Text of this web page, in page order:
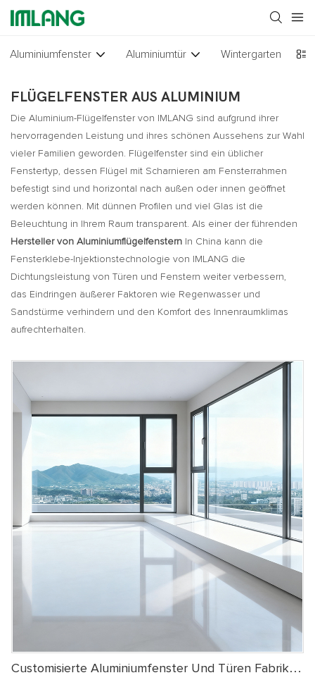
Aluminiumfenster Aluminiumtür Wintergarten
FLÜGELFENSTER AUS ALUMINIUM
Die Aluminium-Flügelfenster von IMLANG sind aufgrund ihrer
hervorragenden Leistung und ihres schönen Aussehens zur Wahl
vieler Familien geworden. Flügelfenster sind ein üblicher
Fenstertyp, dessen Flügel mit Scharnieren am Fensterrahmen
befestigt sind und horizontal nach außen oder innen geöffnet
werden können. Mit dünnen Profilen und viel Glas ist die
Beleuchtung in Ihrem Raum transparent. Als einer der führenden
Hersteller von Aluminiumflügelfenstern In China kann die
Fensterklebe-Injektionstechnologie von IMLANG die
Dichtungsleistung von Türen und Fenstern weiter verbessern,
das Eindringen äußerer Faktoren wie Regenwasser und
Sandstürme verhindern und den Komfort des Innenraumklimas
aufrechterhalten.
Customisierte Aluminiumfenster Und Türen Fabrik